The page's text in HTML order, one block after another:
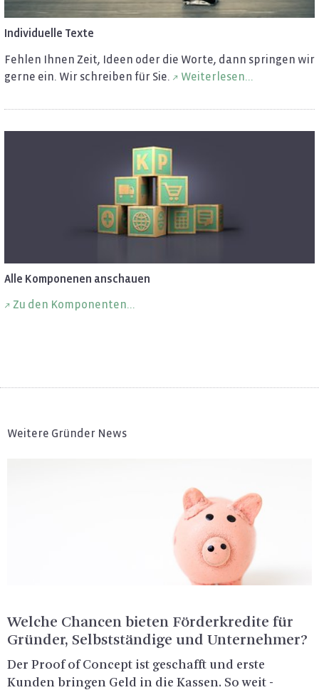
In­di­vi­du­el­le Texte
Feh­len Ihnen Zeit, Ideen oder die Worte, dann sprin­gen wir
gerne ein. Wir schrei­ben für Sie.
Wei­ter­le­sen...
Alle Kom­po­ne­nen an­schau­en
Zu den Kom­po­nen­ten...
Weitere Gründer News
Wel­che Chan­cen bie­ten För­der­kre­di­te für
Grün­der, Selbst­stän­di­ge und Un­ter­neh­mer?
Der Proof of Con­cept ist ge­schafft und erste
Kun­den brin­gen Geld in die Kas­sen. So weit -